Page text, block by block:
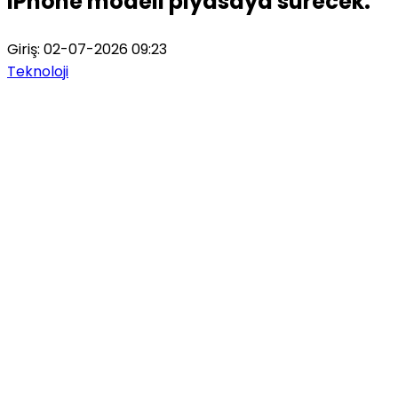
Giriş: 02-07-2026 09:23
Teknoloji